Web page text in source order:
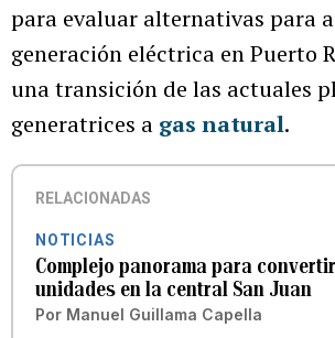
para evaluar alternativas para
generación eléctrica en Puerto
una transición de las actuales
generatrices a gas natural.
RELACIONADAS
NOTICIAS
Complejo panorama para
unidades en la central San Juan
Por Manuel Guillama Capella